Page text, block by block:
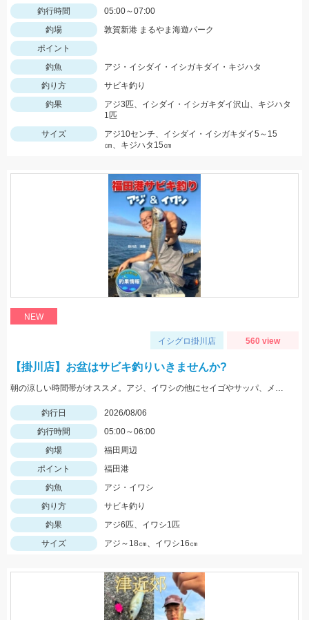
釣行時間
05:00～07:00
釣場
敦賀新港 まるやま海遊パーク
ポイント
釣魚
アジ・イシダイ・イシガキダイ・キジハタ
釣り方
サビキ釣り
釣果
アジ3匹、イシダイ・イシガキダイ沢山、キジハタ
1匹
サイズ
アジ10センチ、イシダイ・イシガキダイ5～15
㎝、キジハタ15㎝
NEW
イシグロ掛川店 560 view
【掛川店】お盆はサビキ釣りいきませんか?
朝の涼しい時間帯がオススメ。アジ、イワシの他にセイゴやサッパ、メッキなども。仕掛けは『Tsulinoママカリ4号、ケイムラスキン4号』でOK。餌付け器で針にエサを付ければアタリはかなり増えますよ♪
釣行日
2026/08/06
釣行時間
05:00～06:00
釣場
福田周辺
ポイント
福田港
釣魚
アジ・イワシ
釣り方
サビキ釣り
釣果
アジ6匹、イワシ1匹
サイズ
アジ～18㎝、イワシ16㎝